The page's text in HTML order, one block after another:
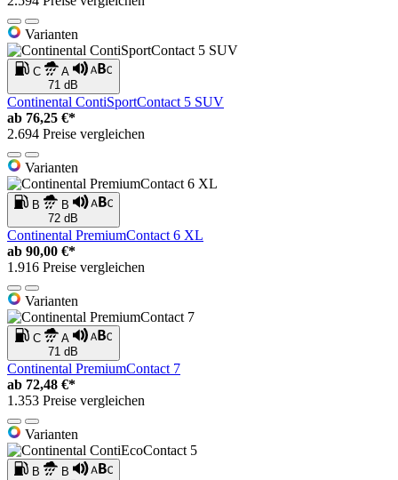
Varianten
C
A
71 dB
Continental ContiSportContact 5 SUV
ab 76,25 €*
2.694 Preise vergleichen
Varianten
B
B
72 dB
Continental PremiumContact 6 XL
ab 90,00 €*
1.916 Preise vergleichen
Varianten
C
A
71 dB
Continental PremiumContact 7
ab 72,48 €*
1.353 Preise vergleichen
Varianten
B
B